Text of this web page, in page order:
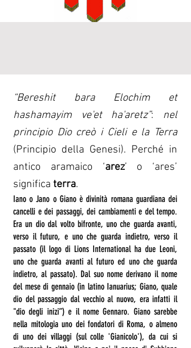
“Bereshit bara Elochim et
hashamayim ve'et ha'aretz”: nel
principio Dio creò i Cieli e la Terra
(Principio della Genesi). Perché in
antico aramaico ‘arez’ o ‘ares’
significa terra.
Iano o Jano o Giano èdivinità romanaguardiana dei
cancelli e dei passaggi, dei cambiamenti e del tempo.
Era un dio dal volto bifronte, uno che guarda avanti,
verso il futuro, e uno che guarda indietro, verso il
passato (il logo di Lions International ha due Leoni,
uno che guarda avanti al futuro ed uno che guarda
indietro, al passato). Dal suo nome derivano il nome
del mese di gennaio(in latino Ianuarius; Giano, quale
dio del passaggio dal vecchio al nuovo, era infatti il
"dio degli inizi”) e il nomeGennaro. Giano sarebbe
nella mitologia uno dei fondatori di Roma, o almeno
di uno dei villaggi (sul colle 'Gianicolo'), da cui si